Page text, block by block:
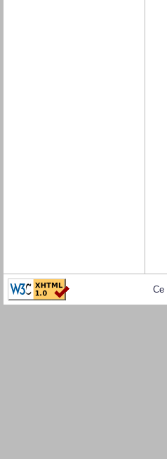
Ce